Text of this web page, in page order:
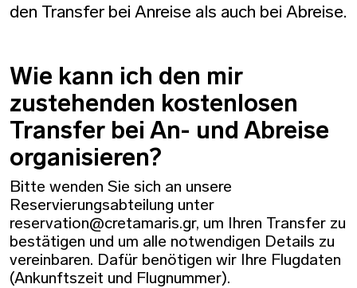
den Transfer bei Anreise als auch bei Abreise.
Wie kann ich den mir
zustehenden kostenlosen
Transfer bei An- und Abreise
organisieren?
Bitte wenden Sie sich an unsere
Reservierungsabteilung unter
reservation@cretamaris.gr, um Ihren Transfer zu
bestätigen und um alle notwendigen Details zu
vereinbaren. Dafür benötigen wir Ihre Flugdaten
(Ankunftszeit und Flugnummer).